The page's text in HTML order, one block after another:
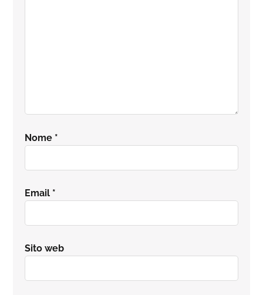
Nome *
Email *
Sito web